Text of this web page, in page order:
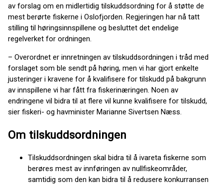
av forslag om en midlertidig tilskuddsordning for å støtte de
mest berørte fiskerne i Oslofjorden. Regjeringen har nå tatt
stilling til høringsinnspillene og besluttet det endelige
regelverket for ordningen.
– Overordnet er innretningen av tilskuddsordningen i tråd med
forslaget som ble sendt på høring, men vi har gjort enkelte
justeringer i kravene for å kvalifisere for tilskudd på bakgrunn
av innspillene vi har fått fra fiskerinæringen. Noen av
endringene vil bidra til at flere vil kunne kvalifisere for tilskudd,
sier fiskeri- og havminister Marianne Sivertsen Næss.
Om tilskuddsordningen
Tilskuddsordningen skal bidra til å ivareta fiskerne som
berøres mest av innføringen av nullfiskeområder,
samtidig som den kan bidra til å redusere konkurransen